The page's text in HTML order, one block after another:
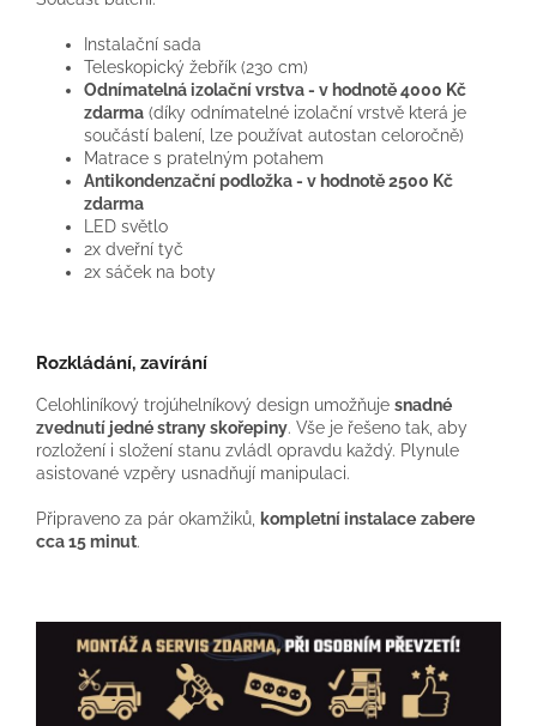
Instalační sada
Teleskopický žebřík (230 cm)
Odnímatelná izolační vrstva - v hodnotě 4000 Kč
zdarma (díky odnímatelné izolační vrstvě která je
součástí balení, lze používat autostan celoročně)
Matrace s pratelným potahem
Antikondenzační podložka - v hodnotě 2500 Kč
zdarma
LED světlo
2x dveřní tyč
2x sáček na boty
Rozkládání, zavírání
Celohliníkový trojúhelníkový design umožňuje snadné
zvednutí jedné strany skořepiny. Vše je řešeno tak, aby
rozložení i složení stanu zvládl opravdu každý. Plynule
asistované vzpěry usnadňují manipulaci.
Připraveno za pár okamžiků, kompletní instalace zabere
cca 15 minut.